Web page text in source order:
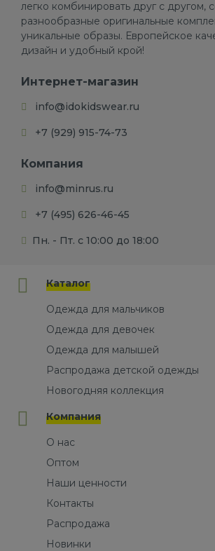
легко комбинировать друг с другом,
разнообразные оригинальные
уникальные образы. Европейское
дизайн и удобный крой!
Интернет-магазин
info@idokidswear.ru
+7 (929) 915-74-73
Компания
info@minrus.ru
+7 (495) 626-46-45
Пн. - Пт. с 10:00 до 18:00
Каталог
Одежда для мальчиков
Одежда для девочек
Одежда для малышей
Распродажа детской одежды
Новогодняя коллекция
Компания
О нас
Оптом
Наши ценности
Контакты
Распродажа
Новинки